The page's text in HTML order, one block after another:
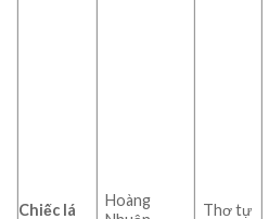
Chiếc lá
Hoàng
Thơ tự